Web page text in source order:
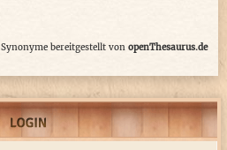
Synonyme bereitgestellt von openThesaurus.de